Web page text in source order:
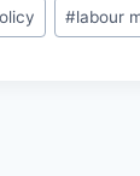
#labour